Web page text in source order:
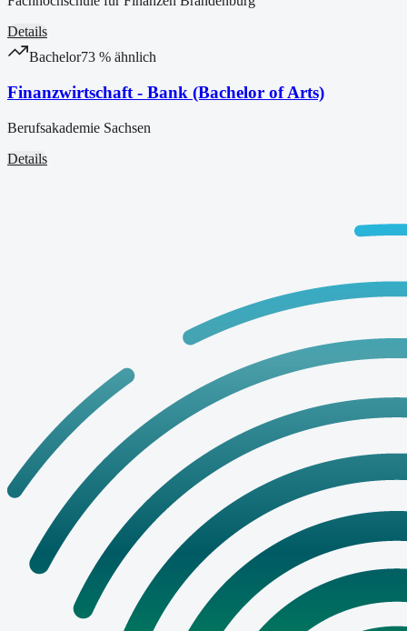
Details
Bachelor73 % ähnlich
Finanzwirtschaft - Bank (Bachelor of Arts)
Berufsakademie Sachsen
Details